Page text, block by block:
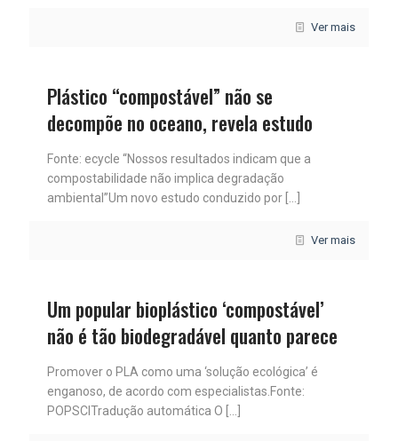
Ver mais
Plástico “compostável” não se
decompõe no oceano, revela estudo
Fonte: ecycle “Nossos resultados indicam que a
compostabilidade não implica degradação
ambiental”Um novo estudo conduzido por
Ver mais
Um popular bioplástico ‘compostável’
não é tão biodegradável quanto parece
Promover o PLA como uma ‘solução ecológica’ é
enganoso, de acordo com especialistas.Fonte:
POPSCITradução automática O